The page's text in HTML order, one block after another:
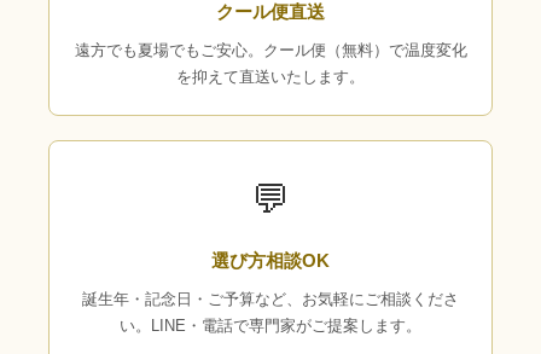
クール便直送
遠方でも夏場でもご安心。クール便（無料）で温度変化
を抑えて直送いたします。
💬
選び方相談OK
誕生年・記念日・ご予算など、お気軽にご相談くださ
い。LINE・電話で専門家がご提案します。